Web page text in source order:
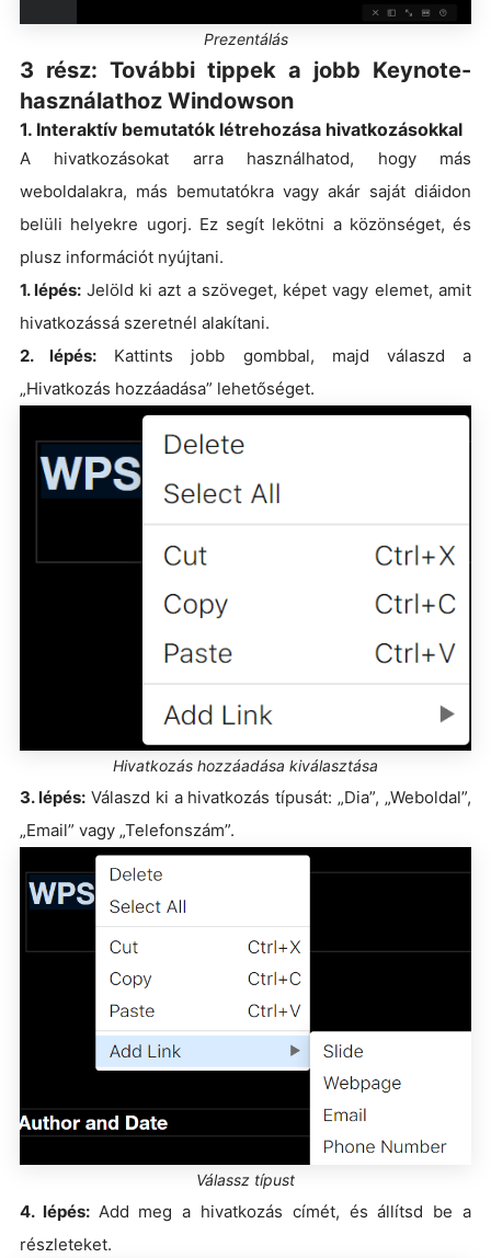
Prezentálás
3 rész: További tippek a jobb Keynote-
használathoz Windowson
1. Interaktív bemutatók létrehozása hivatkozásokkal
A hivatkozásokat arra használhatod, hogy más
weboldalakra, más bemutatókra vagy akár saját diáidon
belüli helyekre ugorj. Ez segít lekötni a közönséget, és
plusz információt nyújtani.
1. lépés: Jelöld ki azt a szöveget, képet vagy elemet, amit
hivatkozássá szeretnél alakítani.
2. lépés: Kattints jobb gombbal, majd válaszd a
„Hivatkozás hozzáadása” lehetőséget.
Hivatkozás hozzáadása kiválasztása
3. lépés:Válaszd ki a hivatkozás típusát: „Dia”, „Weboldal”,
„Email” vagy „Telefonszám”.
Válassz típust
4. lépés: Add meg a hivatkozás címét, és állítsd be a
részleteket.